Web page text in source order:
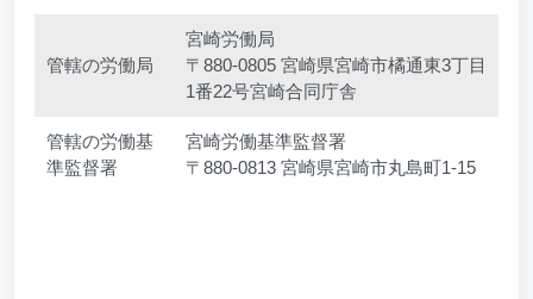
管轄の労働局
宮崎労働局
〒880-0805 宮崎県宮崎市橘通東3丁目
1番22号宮崎合同庁舎
管轄の労働基
準監督署
宮崎労働基準監督署
〒880-0813 宮崎県宮崎市丸島町1-15